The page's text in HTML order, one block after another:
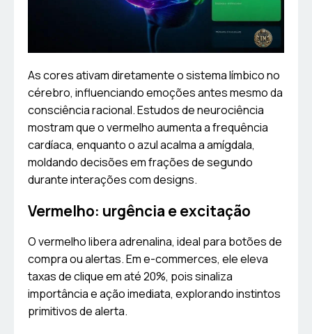
As cores ativam diretamente o sistema límbico no
cérebro, influenciando emoções antes mesmo da
consciência racional. Estudos de neurociência
mostram que o vermelho aumenta a frequência
cardíaca, enquanto o azul acalma a amígdala,
moldando decisões em frações de segundo
durante interações com designs.
Vermelho: urgência e excitação
O vermelho libera adrenalina, ideal para botões de
compra ou alertas. Em e-commerces, ele eleva
taxas de clique em até 20%, pois sinaliza
importância e ação imediata, explorando instintos
primitivos de alerta.